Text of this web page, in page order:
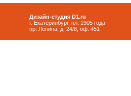
Дизайн-студия D1.ru
г. Екатеринбург, пл. 1905 года
пр. Ленина, д. 24/8, оф. 451